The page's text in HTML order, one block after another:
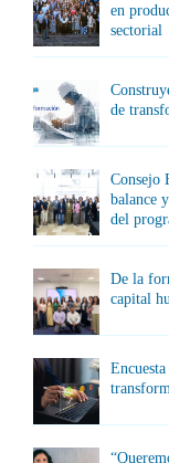
en
sectorial
de
Consejo
balance
del
De la
capital